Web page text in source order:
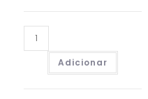
Adicionar